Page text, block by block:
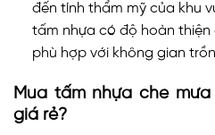
đến tính thẩm mỹ của khu
tấm nhựa có độ hoàn thiện
phù hợp với không gian
Mua tấm nhựa che
giá rẻ?